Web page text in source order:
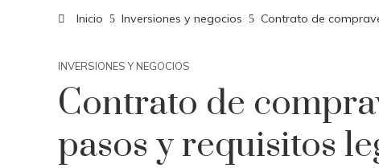
Inicio Inversiones y negocios Contrato de
INVERSIONES Y NEGOCIOS
Contrato de
pasos y requisitos